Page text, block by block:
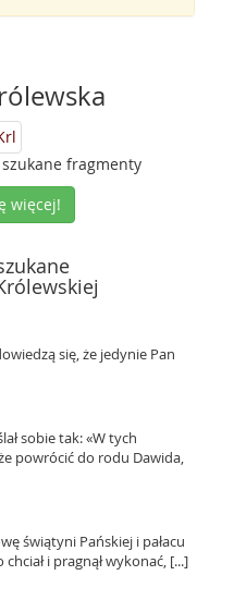
fragmenty
więcej!
się, że jedynie Pan
sobie tak: «W tych
powrócić do rodu Dawida,
świątyni Pańskiej i pałacu
i pragnął wykonać, [...]